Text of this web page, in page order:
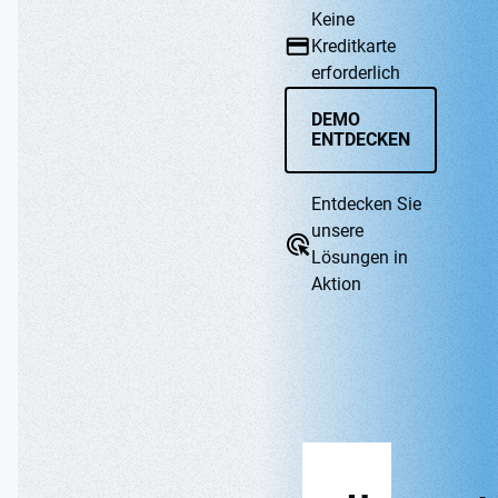
Keine
Kreditkarte
erforderlich
DEMO
ENTDECKEN
Entdecken Sie
unsere
Lösungen in
Aktion